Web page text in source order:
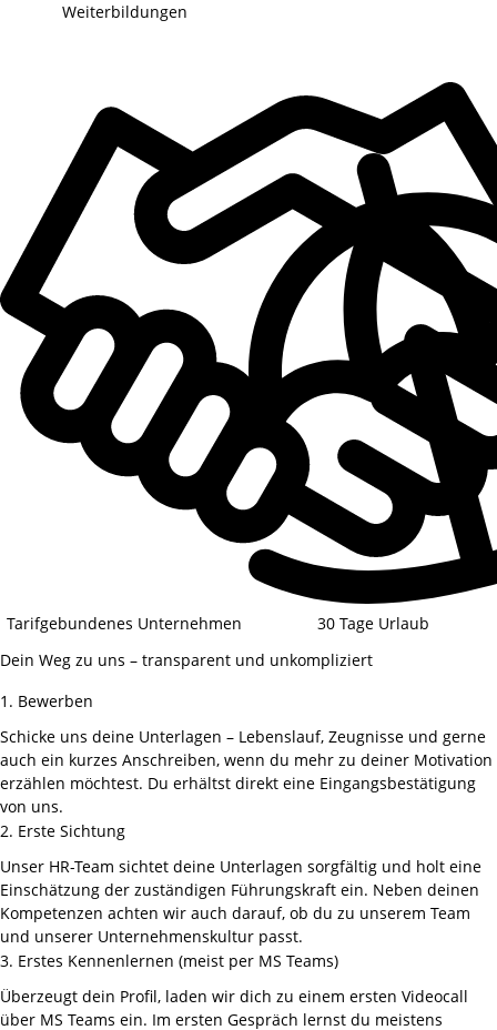
Weiterbildungen
Tarifgebundenes Unternehmen
30 Tage Urlaub
Dein Weg zu uns – transparent und unkompliziert
1. Bewerben
Schicke uns deine Unterlagen – Lebenslauf, Zeugnisse und gerne
auch ein kurzes Anschreiben, wenn du mehr zu deiner Motivation
erzählen möchtest. Du erhältst direkt eine Eingangsbestätigung
von uns.
2. Erste Sichtung
Unser HR-Team sichtet deine Unterlagen sorgfältig und holt eine
Einschätzung der zuständigen Führungskraft ein. Neben deinen
Kompetenzen achten wir auch darauf, ob du zu unserem Team
und unserer Unternehmenskultur passt.
3. Erstes Kennenlernen (meist per MS Teams)
Überzeugt dein Profil, laden wir dich zu einem ersten Videocall
über MS Teams ein. Im ersten Gespräch lernst du meistens